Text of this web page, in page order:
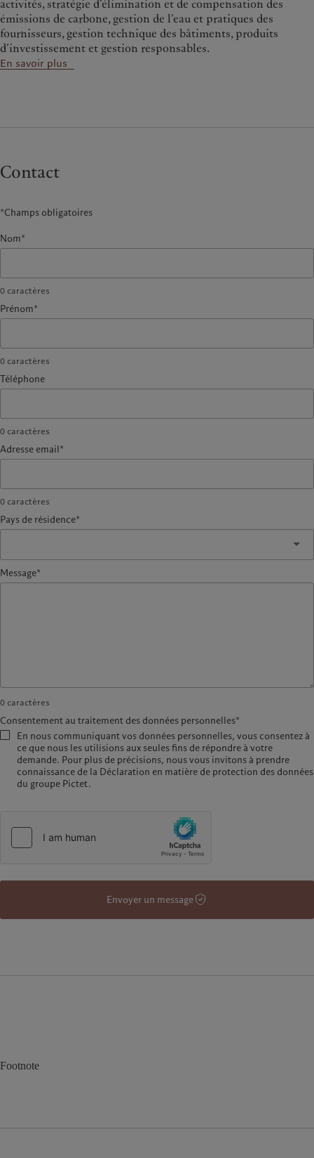
activités, stratégie d’élimination et de compensation des
émissions de carbone, gestion de l’eau et pratiques des
fournisseurs, gestion technique des bâtiments, produits
d’investissement et gestion responsables.
En savoir plus
Contact
*Champs obligatoires
Nom*
0 caractères
Prénom*
0 caractères
Téléphone
0 caractères
Adresse email*
0 caractères
Pays de résidence*
Message*
0 caractères
Consentement au traitement des données personnelles*
En nous communiquant vos données personnelles, vous consentez à
ce que nous les utilisions aux seules fins de répondre à votre
demande. Pour plus de précisions, nous vous invitons à prendre
connaissance de la Déclaration en matière de protection des données
du groupe Pictet.
Envoyer un message
Footnote